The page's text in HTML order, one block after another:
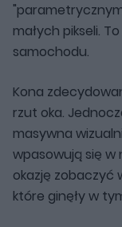
małych pikseli.
samochodu.
Kona
rzut oka.
masywna
wpasowują się w
okazję zobaczyć
które ginęły w